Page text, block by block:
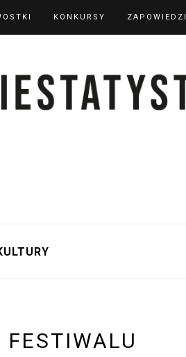
KONKURSY ZAPOWIEDZI